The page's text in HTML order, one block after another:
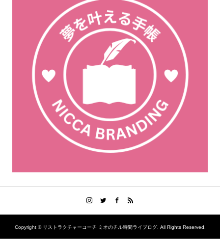
Copyright ©リストラクチャーコーチ ミオのチル時間ライブログ. All Rights Reserved.